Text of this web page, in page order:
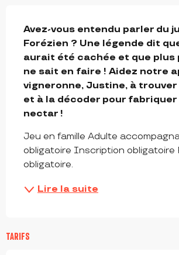
Avez-vous entendu parler du
Forézien ? Une légende dit
aurait été cachée et que plus
ne sait en faire ! Aidez notre
vigneronne, Justine, à
et à la décoder pour
nectar !
Jeu en famille Adulte
obligatoire Inscription obligatoire
obligatoire.
Lire la suite
TARIFS